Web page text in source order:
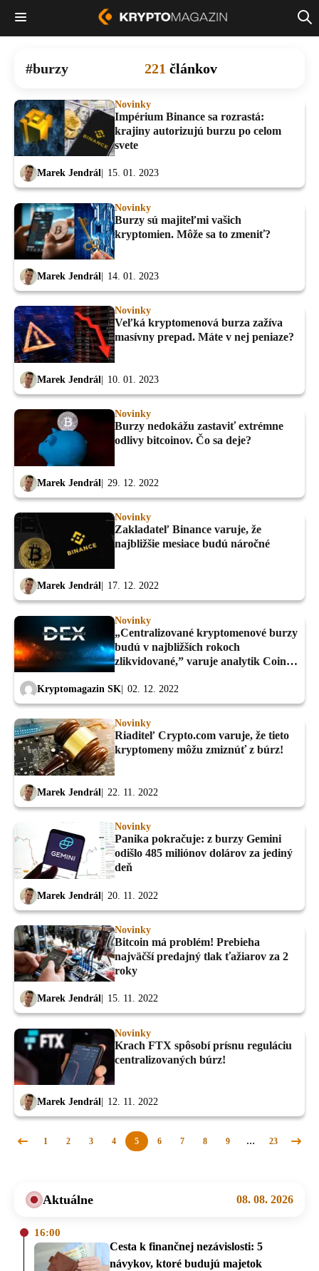
burzy 221 článkov
Novinky
Impérium Binance sa rozrastá:
krajiny autorizujú burzu po celom
svete
Marek Jendrál 15. 01. 2023
Novinky
Burzy sú majiteľmi vašich
kryptomien. Môže sa to zmeniť?
Marek Jendrál 14. 01. 2023
Novinky
Veľká kryptomenová burza zažíva
masívny prepad. Máte v nej peniaze?
Marek Jendrál 10. 01. 2023
Novinky
Burzy nedokážu zastaviť extrémne
odlivy bitcoinov. Čo sa deje?
Marek Jendrál 29. 12. 2022
Novinky
Zakladateľ Binance varuje, že
najbližšie mesiace budú náročné
Marek Jendrál 17. 12. 2022
Novinky
„Centralizované kryptomenové burzy
budú v najbližších rokoch
zlikvidované,” varuje analytik Coin
Kryptomagazin SK 02. 12. 2022
Novinky
Riaditeľ Crypto.com varuje, že tieto
kryptomeny môžu zmiznúť z búrz!
Marek Jendrál 22. 11. 2022
Novinky
Panika pokračuje: z burzy Gemini
odišlo 485 miliónov dolárov za jediný
deň
Marek Jendrál 20. 11. 2022
Novinky
Bitcoin má problém! Prebieha
najväčší predajný tlak ťažiarov za 2
roky
Marek Jendrál 15. 11. 2022
Novinky
Krach FTX spôsobí prísnu reguláciu
centralizovaných búrz!
Marek Jendrál 12. 11. 2022
Predchádzajúca
1 2 3 4 5 6 7 8 9 … 23
Aktuálne 08. 08. 2026
16:00
Cesta k finančnej nezávislosti: 5
návykov, ktoré budujú majetok